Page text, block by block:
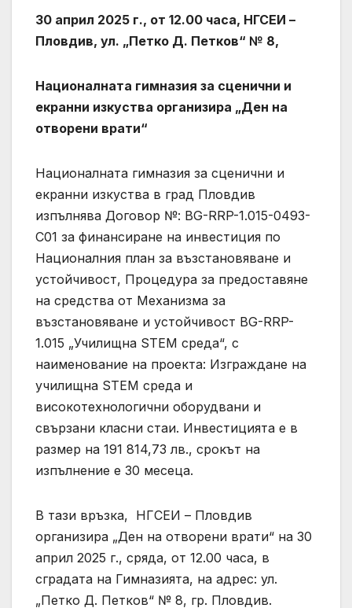
30 април 2025 г., от 12.00 часа, НГСЕИ –
Пловдив, ул. „Петко Д. Петков“ № 8,
Националната гимназия за сценични и
екранни изкуства организира „Ден на
отворени врати“
Националната гимназия за сценични и
екранни изкуства в град Пловдив
изпълнява Договор №: BG-RRP-1.015-0493-
C01 за финансиране на инвестиция по
Националния план за възстановяване и
устойчивост, Процедура за предоставяне
на средства от Механизма за
възстановяване и устойчивост BG-RRP-
1.015 „Училищна STEM среда“, с
наименование на проекта: Изграждане на
училищна STEM среда и
високотехнологични оборудвани и
свързани класни стаи. Инвестицията е в
размер на 191 814,73 лв., срокът на
изпълнение е 30 месеца.
В тази връзка, НГСЕИ – Пловдив
организира „Ден на отворени врати“ на 30
април 2025 г., сряда, от 12.00 часа, в
сградата на Гимназията, на адрес: ул.
„Петко Д. Петков“ № 8, гр. Пловдив.